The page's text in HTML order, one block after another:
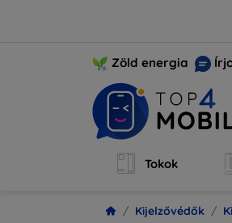
Zöld energia
Tokok
Kijelzővédők